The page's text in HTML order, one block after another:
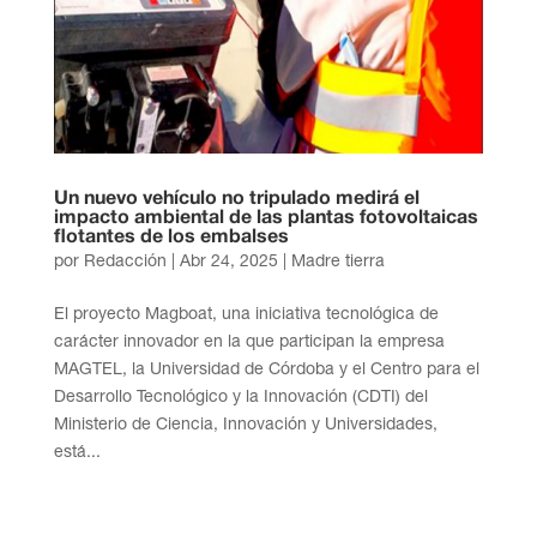
Un nuevo vehículo no tripulado medirá el
impacto ambiental de las plantas fotovoltaicas
flotantes de los embalses
por Redacción Abr 24, 2025 Madre tierra
El proyecto Magboat, una iniciativa tecnológica de
carácter innovador en la que participan la empresa
MAGTEL, la Universidad de Córdoba y el Centro para el
Desarrollo Tecnológico y la Innovación (CDTI) del
Ministerio de Ciencia, Innovación y Universidades,
está...